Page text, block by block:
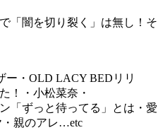
「闇を切り裂く」は無し！そ
ー・OLD LACY BEDリリ
！・小松菜奈・
「ずっと待ってる」とは・愛
親のアレ…etc